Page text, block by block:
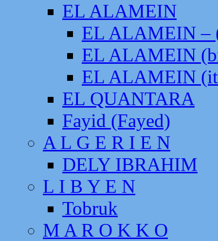
EL ALAMEIN
EL ALAMEIN –
EL ALAMEIN
EL ALAMEIN
EL QUANTARA
Fayid (Fayed)
A L G E R I E N
DELY IBRAHIM
L I B Y E N
Tobruk
M A R O K K O